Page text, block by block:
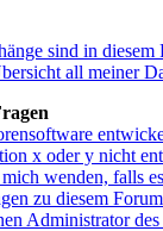
sind in diesem
all meiner
x oder y nicht
wenden, falls
zu diesem
Administrator